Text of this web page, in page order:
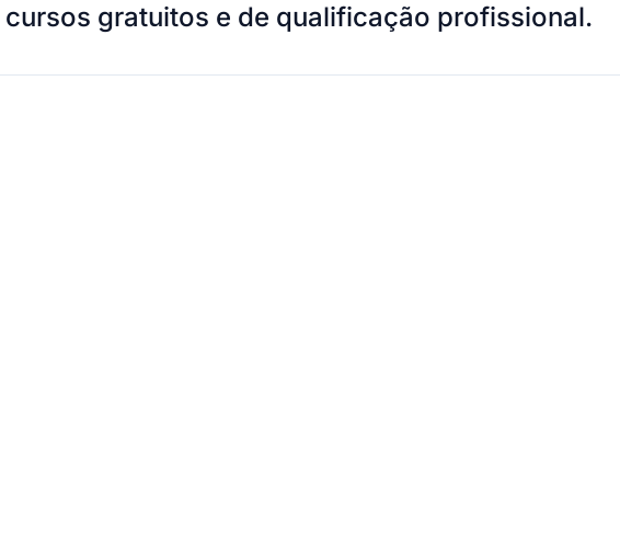
gratuitos e de qualificação profissional.